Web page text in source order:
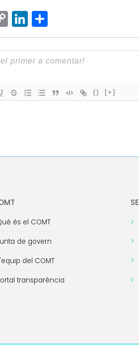
Copy
Link
LinkedIn
Comparteix
{} [+]
és el COMT
de govern
del COMT
transparència